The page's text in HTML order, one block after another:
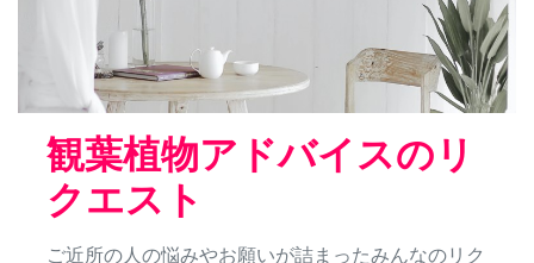
観葉植物アドバイスのリ
クエスト
ご近所の人の悩みやお願いが詰まったみんなのリク